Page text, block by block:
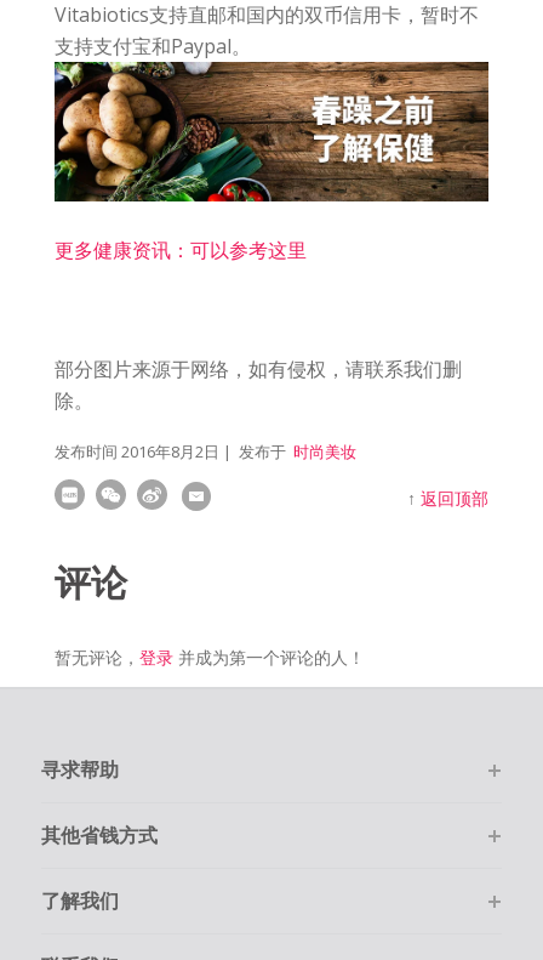
Vitabiotics支持直邮和国内的双币信用卡，暂时不
支持支付宝和Paypal。
更多健康资讯：可以参考这里
部分图片来源于网络，如有侵权，请联系我们删
除。
发布时间 2016年8月2日 | 发布于 时尚美妆
↑返回顶部
评论
暂无评论， 登录并成为第一个评论的人！
寻求帮助
其他省钱方式
了解我们